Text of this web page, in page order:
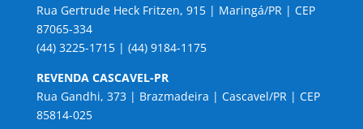
Rua Gertrude Heck Fritzen, 915 | Maringá/PR | CEP
87065-334
(44) 3225-1715 | (44) 9184-1175
REVENDA CASCAVEL-PR
Rua Gandhi, 373 | Brazmadeira | Cascavel/PR | CEP
85814-025